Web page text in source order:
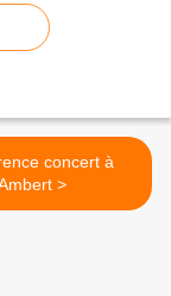
concert à
Ambert >